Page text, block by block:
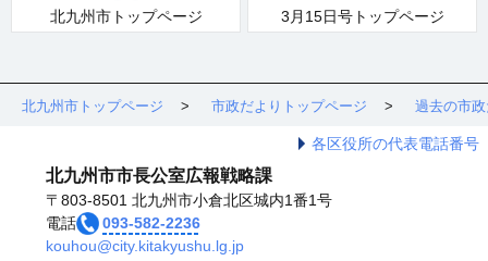
北九州市トップページ 3月15日号トップページ
北九州市トップページ 市政だよりトップページ 過去の市
各区役所の代表電話番号
北九州市市長公室広報戦略課
〒803-8501 北九州市小倉北区城内1番1号
電話
093-582-2236
kouhou@city.kitakyushu.lg.jp